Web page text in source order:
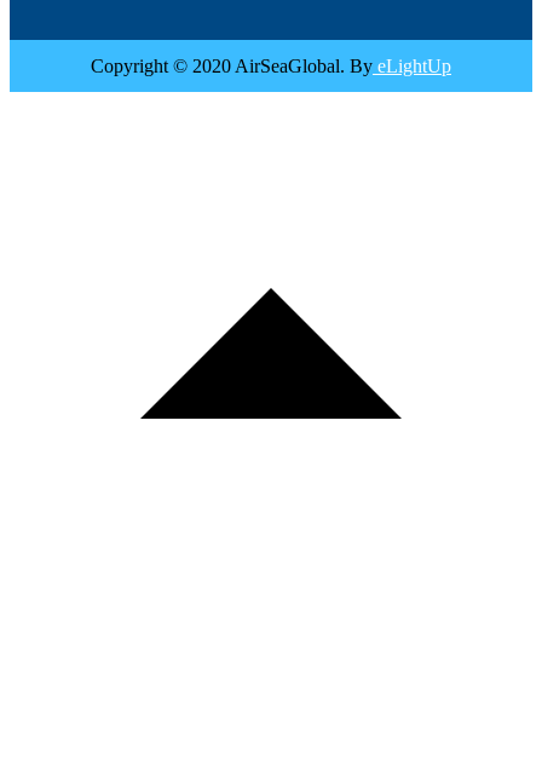
Copyright © 2020 AirSeaGlobal. By eLightUp